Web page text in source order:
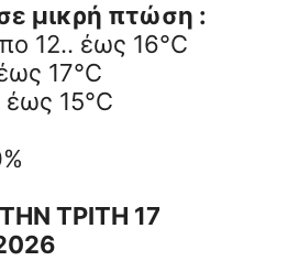
μικρή πτώση :
12.. έως 16°C
17°C
έως 15°C
ΤΡΙΤΗ 17